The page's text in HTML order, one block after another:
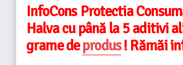
InfoCons Protectia
Halva cu până la 5 aditivi
grame deprodus! Rămăi